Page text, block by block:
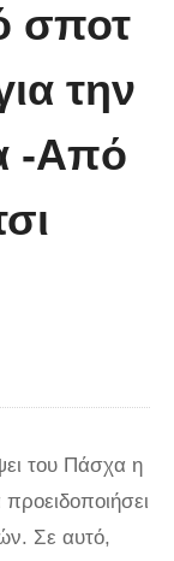
το
σποτ
την
-Από
του Πάσχα η
Σε αυτό,